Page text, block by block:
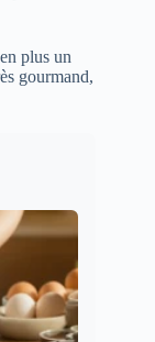
plus un
gourmand,